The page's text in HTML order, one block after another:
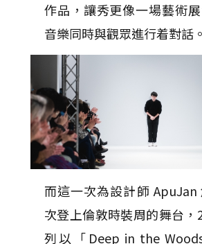
作品，讓秀更像一場藝術
音樂同時與觀眾進行着對話。
而這一次為設計師 ApuJan
次登上倫敦時裝周的舞台，
列以「Deep in the